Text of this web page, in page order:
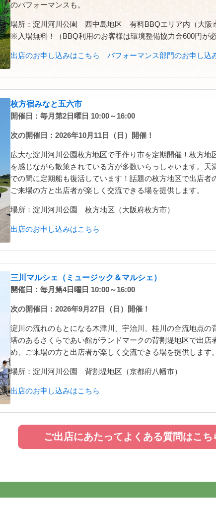
のパフォーマンスも。
場所：淀川河川公園 西中島地区 有料BBQエリア内（大阪
※入場無料！（BBQ利用のお客様は環境整備協力金600円が必
出店のお申し込みはこちら パフォーマンス部門のお申し込
枚方宿みなと五六市
開催日：毎月第2日曜日 10:00～16:00
次の開催日：2026年10月11日（日）開催！
広大な淀川河川公園枚方地区で手作り市を定期開催！枚方
を感じながら散策されている方が多数いらっしゃいます。天
での間に定期船も復活しています！話題の枚方地区で出店者
ご来場の方と出店者が楽しく交流できる場を提供します。
場所：淀川河川公園 枚方地区（大阪府枚方市）
出店のお申し込みはこちら
三川マルシェ（ミュージック＆マルシェ）
開催日：毎月第4日曜日 10:00～16:00
次の開催日：2026年9月27日（日）開催！
淀川の流れのもとになる木津川、宇治川、桂川の合流地点の
塔のあるさくらであい館がランドマークの背割堤地区で出
め、ご来場の方と出店者が楽しく交流できる場を提供します。
場所：淀川河川公園 背割堤地区（京都府八幡市）
出店のお申し込みはこちら
ご出店にあたってよくある質問はこち